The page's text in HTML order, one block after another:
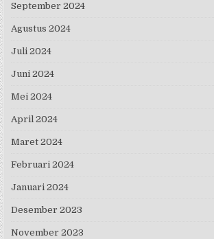
September 2024
Agustus 2024
Juli 2024
Juni 2024
Mei 2024
April 2024
Maret 2024
Februari 2024
Januari 2024
Desember 2023
November 2023